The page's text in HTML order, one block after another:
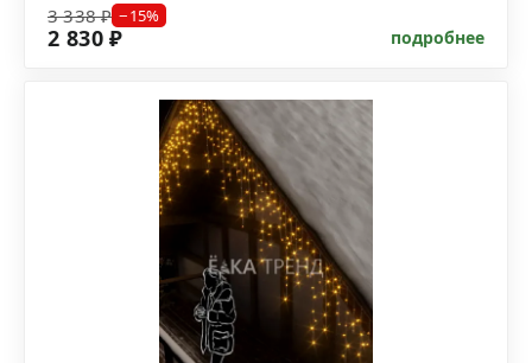
3 338 ₽ −15%
2 830 ₽ подробнее